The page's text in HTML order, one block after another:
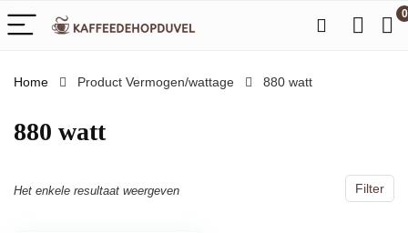
0
Home Product Vermogen/wattage ‎880 watt
‎880 watt
Filter
Het enkele resultaat weergeven